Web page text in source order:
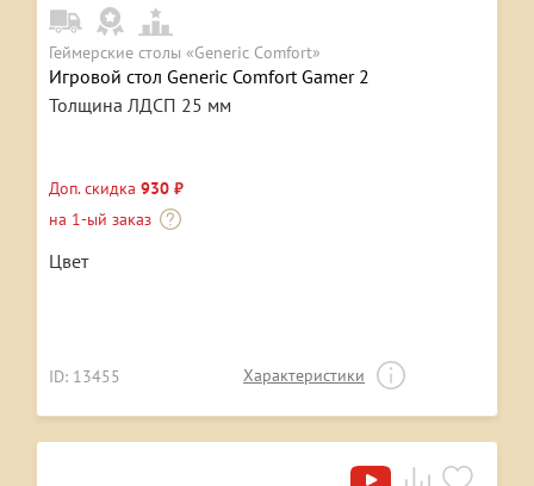
Геймерские столы «Generic Comfort»
Игровой стол Generic Comfort Gamer 2
Толщина ЛДСП 25 мм
Доп. скидка 930 ₽
на 1-ый заказ
Цвет
ID: 13455 Характеристики